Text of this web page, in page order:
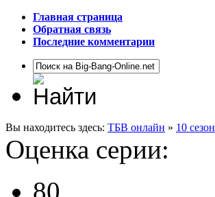
Главная страница
Обратная связь
Последние комментарии
Вы находитесь здесь: ТБВ онлайн » 10 сезон
Оценка серии: